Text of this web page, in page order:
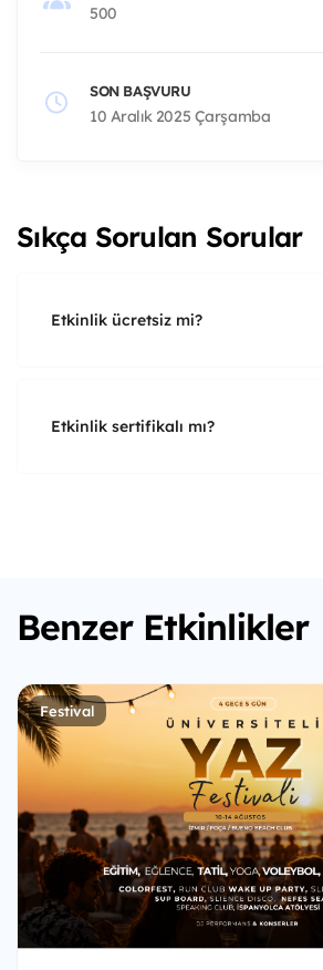
500
SON BAŞVURU
10 Aralık 2025 Çarşamba
Sıkça Sorulan Sorular
Etkinlik ücretsiz mi?
Etkinlik sertifikalı mı?
Benzer Etkinlikler
Festival